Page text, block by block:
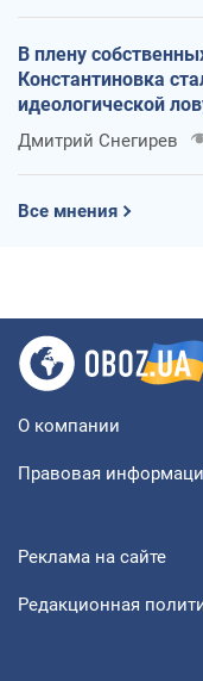
В плену
Константиновка
идеологической
оккупантов
Дмитрий Снегирев
Все мнения
О компании
Правовая
Реклама на сайте
Редакционная